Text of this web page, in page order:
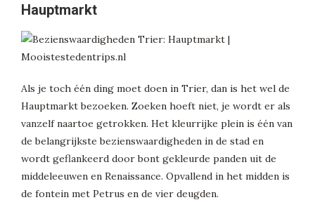
Hauptmarkt
Als je toch één ding moet doen in Trier, dan is het wel de
Hauptmarkt bezoeken. Zoeken hoeft niet, je wordt er als
vanzelf naartoe getrokken. Het kleurrijke plein is één van
de belangrijkste bezienswaardigheden in de stad en
wordt geflankeerd door bont gekleurde panden uit de
middeleeuwen en Renaissance. Opvallend in het midden is
de fontein met Petrus en de vier deugden.